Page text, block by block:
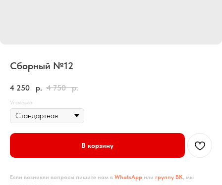
Сборный №12
4 250 р. 4 750 р.
Упаковка
В корзину
Если возникли вопросы пишите нам в WhatsApp или группу ВК, мы